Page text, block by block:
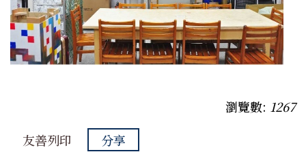
瀏覽數: 1267
友善列印
分享